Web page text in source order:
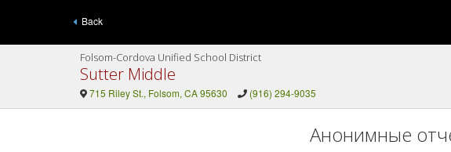
Back
Folsom-Cordova Unified School District
Sutter Middle
715 Riley St., Folsom, CA 95630 (916) 294-9035
Анонимные